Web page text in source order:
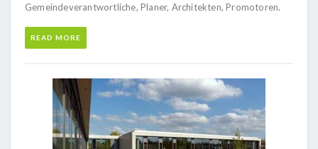
Gemeindeverantwortliche, Planer, Architekten, Promotoren.
READ MORE